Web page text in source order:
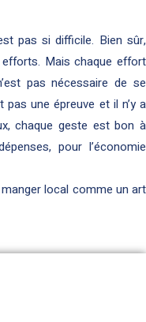
pas si difficile. Bien sûr,
Mais chaque effort
pas nécessaire de se
une épreuve et il n’y a
chaque geste est bon à
pour l’économie
local comme un art